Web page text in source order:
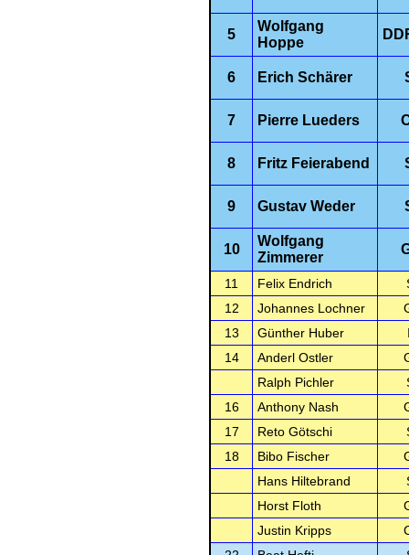
5
Wolfgang
Hoppe
6 Erich Schärer
7 Pierre Lueders
8 Fritz Feierabend
9 Gustav Weder
10
Wolfgang
Zimmerer
11 Felix Endrich
12
Johannes Lochner
13
Günther Huber
14
Anderl Ostler
Ralph Pichler
16
Anthony Nash
17
Reto Götschi
18
Bibo Fischer
Hans Hiltebrand
Horst Floth
Justin Kripps